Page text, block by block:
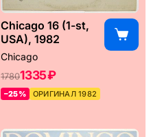
Chicago 16 (1-st,
USA), 1982
Chicago
17801335 ₽
–25% ОРИГИНАЛ 1982